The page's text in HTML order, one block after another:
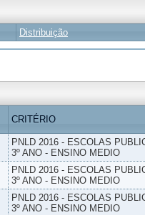
Distribuição
CRITÉRIO
PNLD 2016 - ESCOLAS
3º ANO - ENSINO MEDIO
PNLD 2016 - ESCOLAS
3º ANO - ENSINO MEDIO
PNLD 2016 - ESCOLAS
3º ANO - ENSINO MEDIO